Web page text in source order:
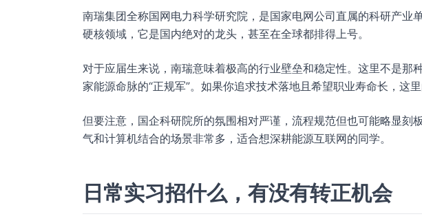
南瑞集团全称国网电力科学研究院，是国家电网公司直属的科研产业
硬核领域，它是国内绝对的龙头，甚至在全球都排得上号。
对于应届生来说，南瑞意味着极高的行业壁垒和稳定性。这里不是那
家能源命脉的“正规军”。如果你追求技术落地且希望职业寿命长，这里
但要注意，国企科研院所的氛围相对严谨，流程规范但也可能略显刻
气和计算机结合的场景非常多，适合想深耕能源互联网的同学。
日常实习招什么，有没有转正机会